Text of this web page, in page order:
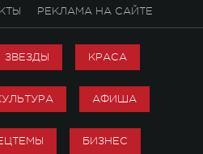
РЕКЛАМА НА САЙТЕ
ЗВЕЗДЫ КРАСА
АФИША
БИЗНЕС